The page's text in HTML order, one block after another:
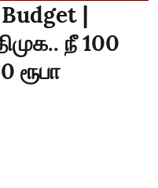
|
நீ 100
ரூபா